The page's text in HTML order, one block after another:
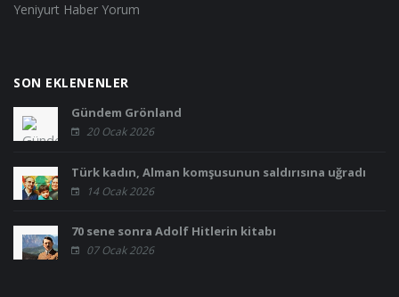
Yeniyurt Haber Yorum
SON EKLENENLER
Gündem Grönland
20 Ocak 2026
Türk kadın, Alman komşusunun saldırısına uğradı
14 Ocak 2026
70 sene sonra Adolf Hitlerin kitabı
07 Ocak 2026